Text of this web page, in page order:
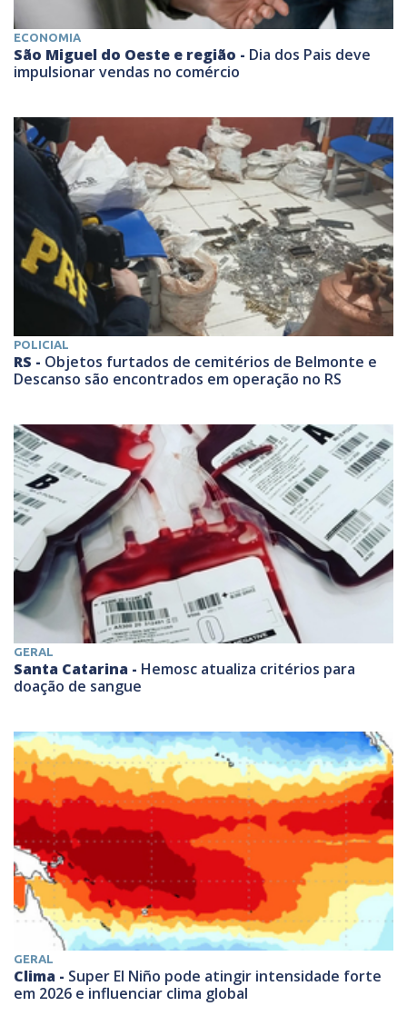
ECONOMIA
São Miguel do Oeste e região - Dia dos Pais deve
impulsionar vendas no comércio
POLICIAL
RS - Objetos furtados de cemitérios de Belmonte e
Descanso são encontrados em operação no RS
GERAL
Santa Catarina - Hemosc atualiza critérios para
doação de sangue
GERAL
Clima - Super El Niño pode atingir intensidade forte
em 2026 e influenciar clima global